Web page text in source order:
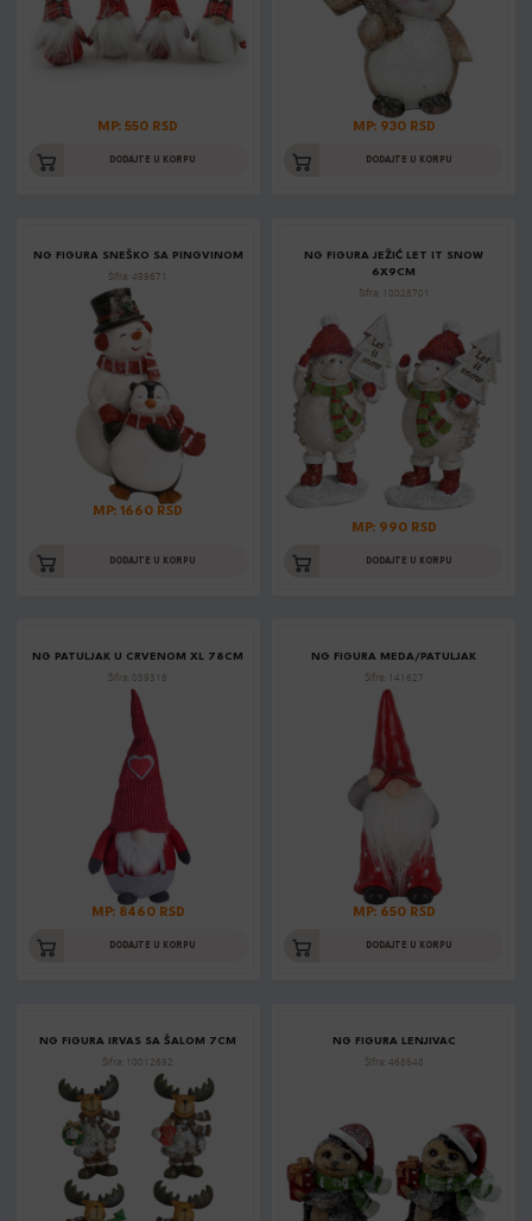
MP: 550 RSD
DODAJTE U KORPU
MP: 930 RSD
DODAJTE U KORPU
NG FIGURA SNEŠKO SA PINGVINOM
Šifra: 499671
MP: 1660 RSD
DODAJTE U KORPU
NG FIGURA JEŽIĆ LET IT SNOW
6X9CM
Šifra: 10028701
MP: 990 RSD
DODAJTE U KORPU
NG PATULJAK U CRVENOM XL 78CM
Šifra: 059316
MP: 8460 RSD
DODAJTE U KORPU
NG FIGURA MEDA/PATULJAK
Šifra: 141627
MP: 650 RSD
DODAJTE U KORPU
NG FIGURA IRVAS SA ŠALOM 7CM
Šifra: 10012692
NG FIGURA LENJIVAC
Šifra: 468648